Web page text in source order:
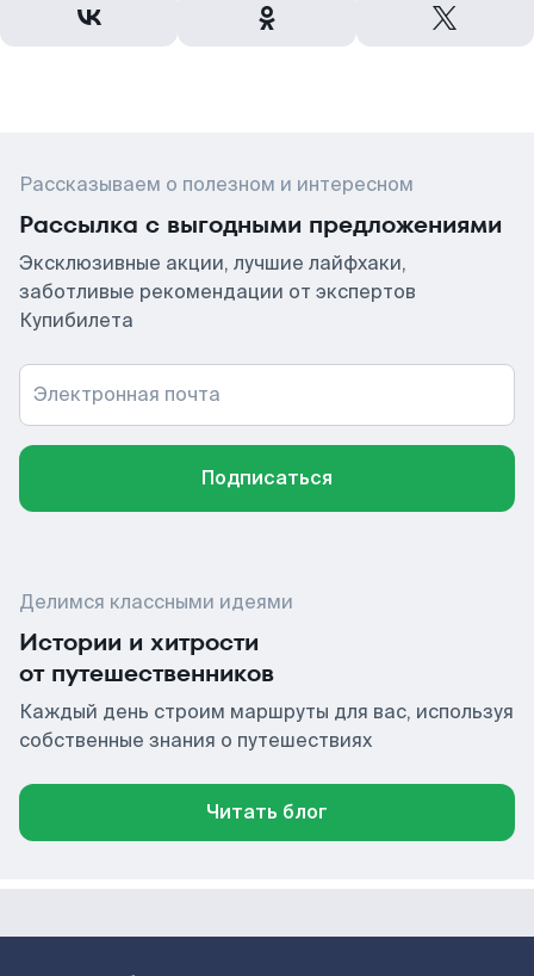
Рассказываем о полезном и интересном
Рассылка с выгодными предложениями
Эксклюзивные акции, лучшие лайфхаки,
заботливые рекомендации от экспертов
Купибилета
Электронная почта
Подписаться
Делимся классными идеями
Истории и хитрости
от путешественников
Каждый день строим маршруты для вас, используя
собственные знания о путешествиях
Читать блог